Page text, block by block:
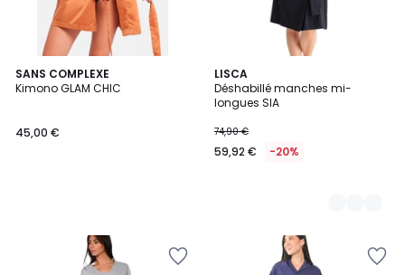
SANS COMPLEXE
Kimono GLAM CHIC
45,00 €
LISCA
Déshabillé manches mi-
longues SIA
74,90 €
59,92 € -20%
2
Couleurs